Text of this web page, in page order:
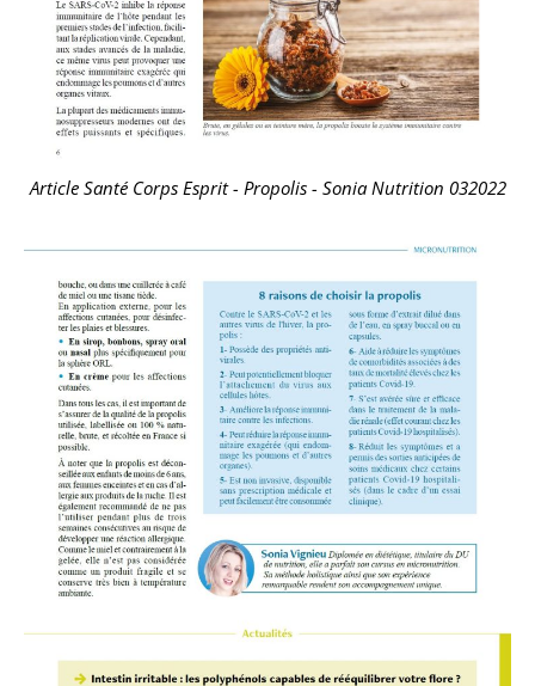
Article Santé Corps Esprit - Propolis - Sonia Nutrition 032022